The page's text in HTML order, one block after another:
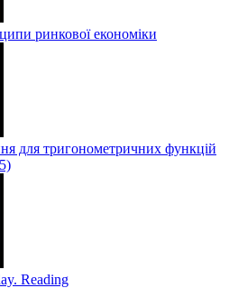
ринкової економіки
для тригонометричних функцій
Reading